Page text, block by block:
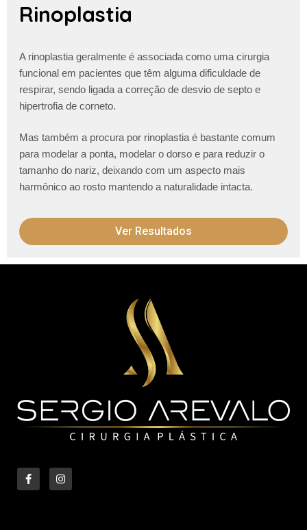
Rinoplastia
A rinoplastia geralmente é associada como uma cirurgia
funcional em pacientes que têm alguma dificuldade de
respirar, sendo ligada a correção de desvio de septo e
hipertrofia de corneto.
Mas também a procura por rinoplastia é bastante comum
para modelar a ponta, modelar o dorso e para reduzir o
tamanho do nariz, deixando com um aspecto mais
harmônico ao rosto mantendo a naturalidade intacta.
Ver Resultados